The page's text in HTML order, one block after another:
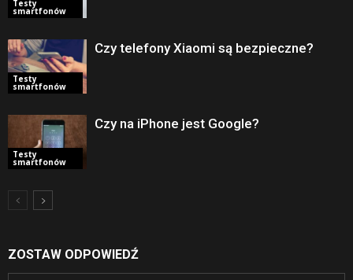
Testy
smartfonów
Testy
smartfonów
Czy telefony Xiaomi są bezpieczne?
Testy
smartfonów
Czy na iPhone jest Google?
ZOSTAW ODPOWIEDŹ